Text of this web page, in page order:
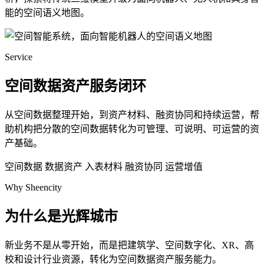
能的空间语义地图。
Service
空间数据资产服务闭环
从空间数据整理开始，到资产材料、融资协同和持续运营，帮
助机构把分散的空间数据转化为可管理、可说明、可运营的资
产基础。
空间数据 数据资产 入表材料 融资协同 运营增值
Why Sheencity
为什么是光辉城市
新业务不是从零开始，而是把建筑学、空间数字化、XR、高
校和设计行业资源，转化为空间数据资产服务能力。